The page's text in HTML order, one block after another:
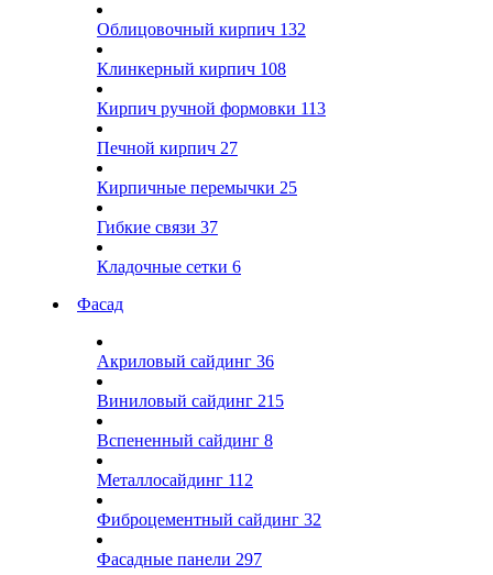
Облицовочный кирпич 132
Клинкерный кирпич 108
Кирпич ручной формовки 113
Печной кирпич 27
Кирпичные перемычки 25
Гибкие связи 37
Кладочные сетки 6
Фасад
Акриловый сайдинг 36
Виниловый сайдинг 215
Вспененный сайдинг 8
Металлосайдинг 112
Фиброцементный сайдинг 32
Фасадные панели 297